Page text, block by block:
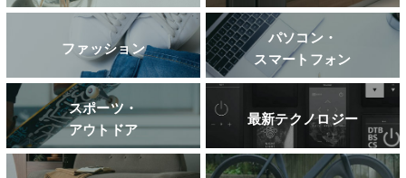
ファッション
パソコン・
スマートフォン
スポーツ・
アウトドア
最新テクノロジー